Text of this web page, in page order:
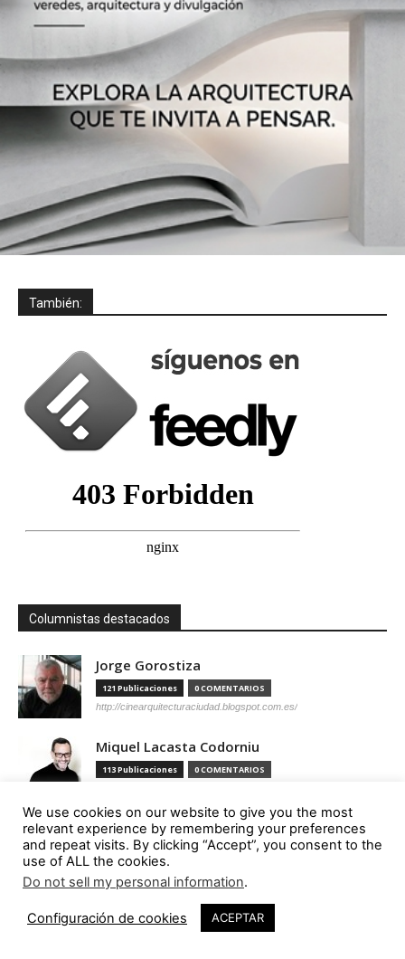
También:
Columnistas destacados
Jorge Gorostiza
121 Publicaciones 0 COMENTARIOS
http://cinearquitecturaciudad.blogspot.com.es/
Miquel Lacasta Codorniu
113 Publicaciones 0 COMENTARIOS
José Ramón Hernández Correa
112 Publicaciones 0 COMENTARIOS
http://arquitectamoslocos.blogspot.com.es/
Miguel Ángel Díaz Camacho
0 COMENTARIOS
We use cookies on our website to give you the most
relevant experience by remembering your preferences
and repeat visits. By clicking “Accept”, you consent to the
use of ALL the cookies.
Do not sell my personal information.
Configuración de cookies ACEPTAR